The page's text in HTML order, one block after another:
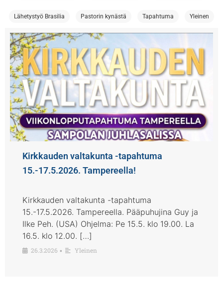
Lähetystyö Brasilia Pastorin kynästä Tapahtuma Yleinen
Kirkkauden valtakunta -tapahtuma
15.-17.5.2026. Tampereella!
Kirkkauden valtakunta -tapahtuma
15.-17.5.2026. Tampereella. Pääpuhujina Guy ja
Ilke Peh. (USA) Ohjelma: Pe 15.5. klo 19.00. La
16.5. klo 12.00. […]
26.3.2026 • Yleinen